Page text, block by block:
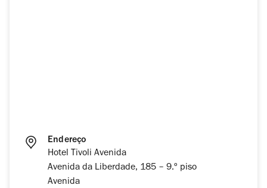
Endereço
Hotel Tivoli Avenida
Avenida da Liberdade, 185 – 9.º piso
Avenida